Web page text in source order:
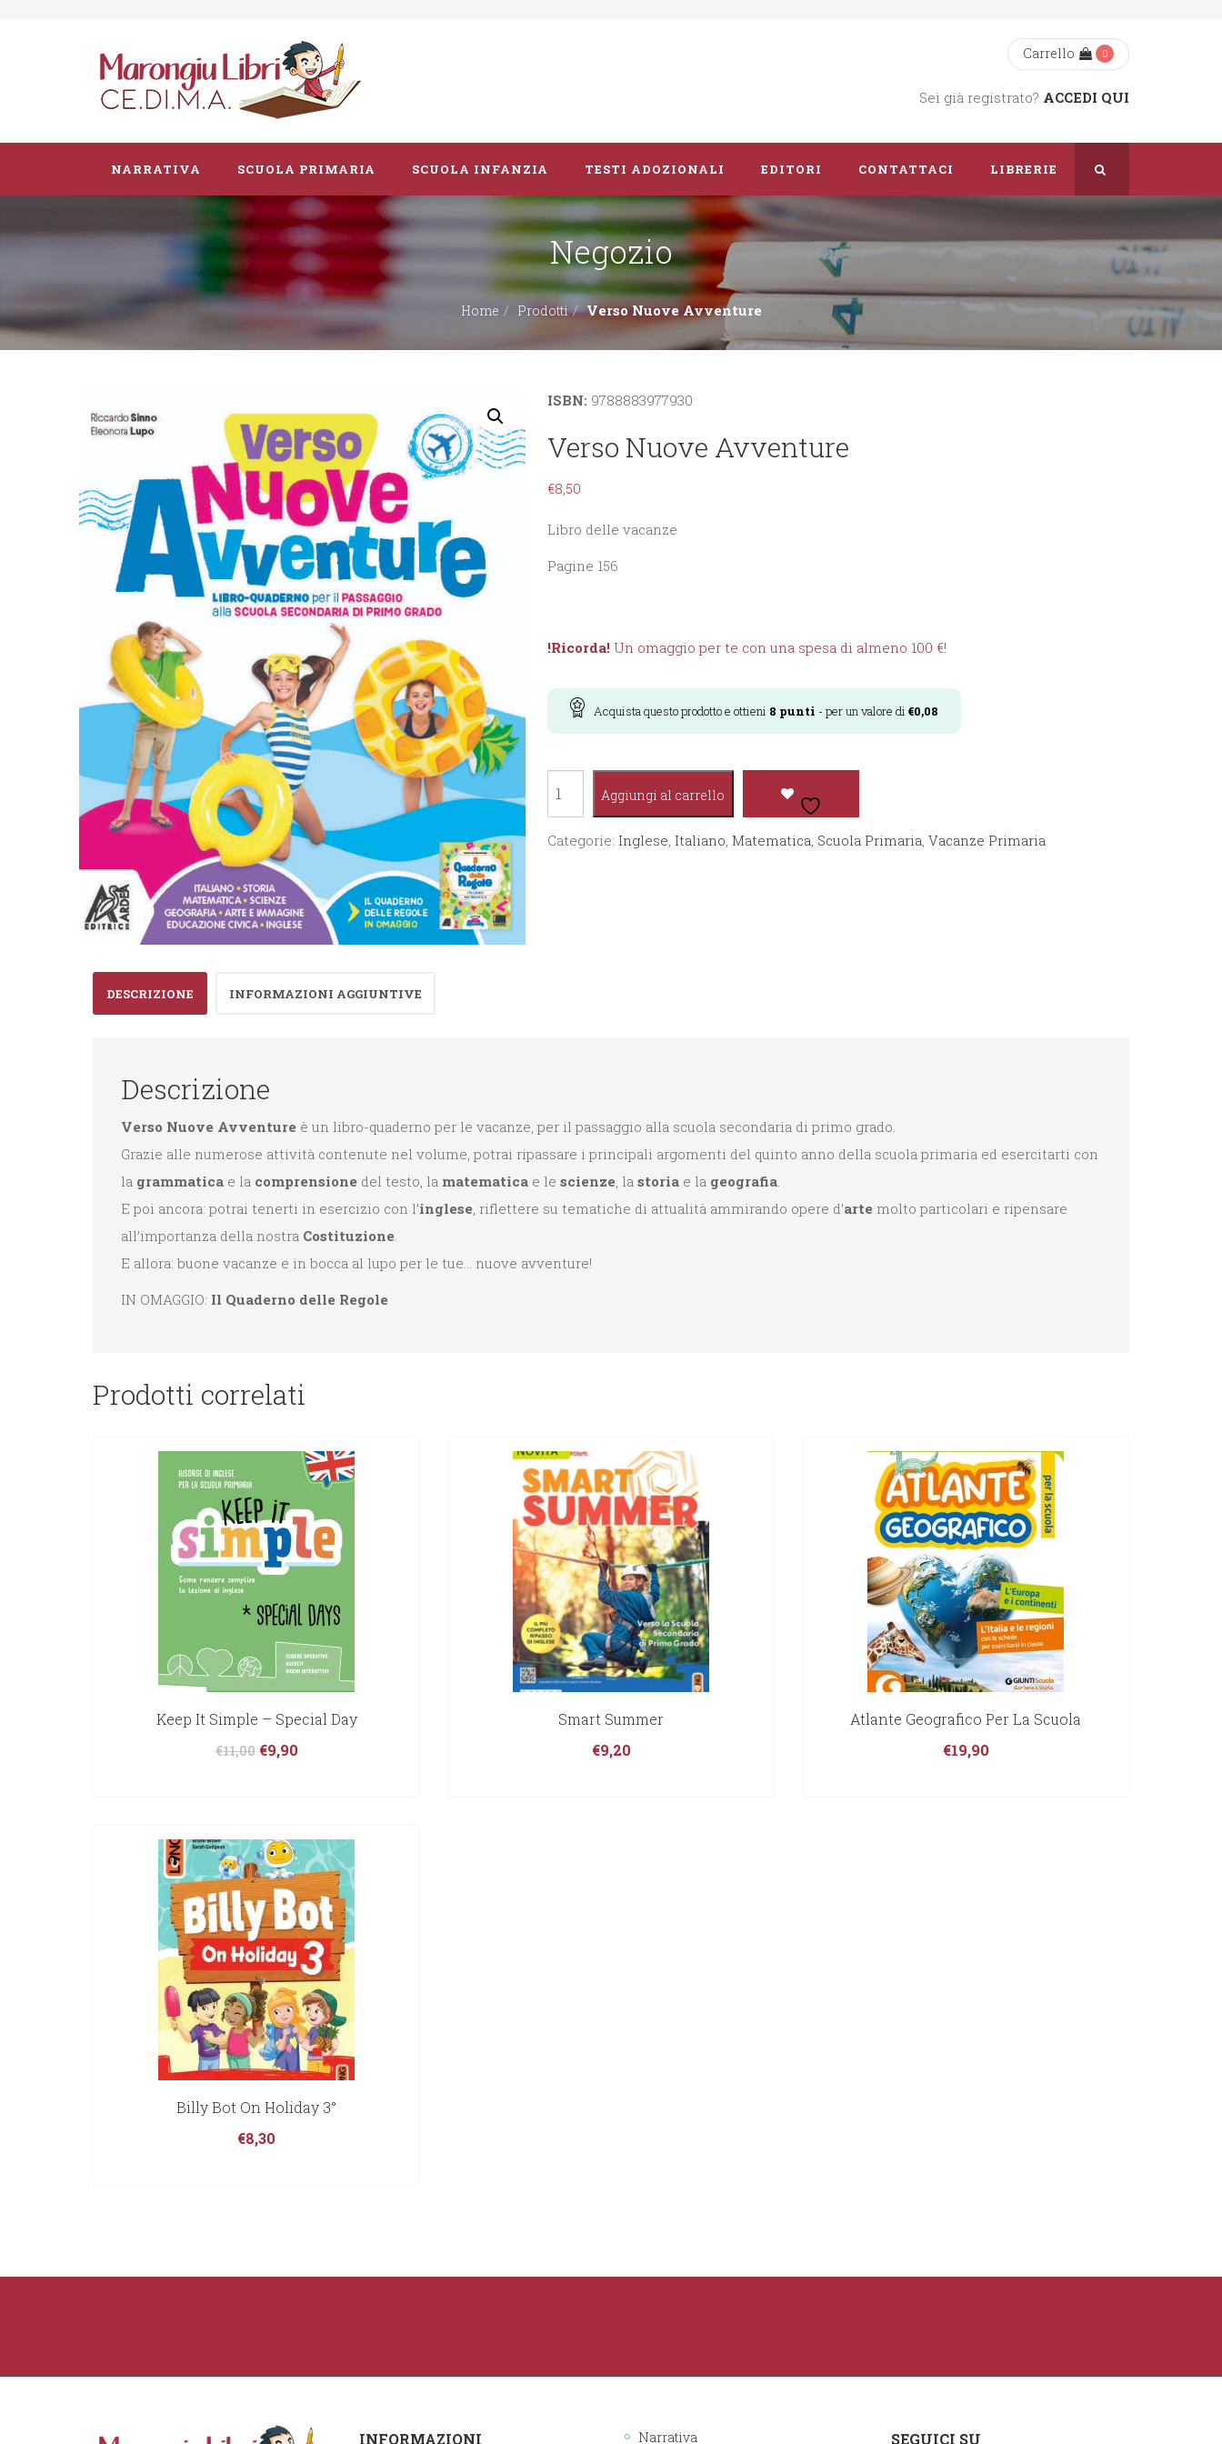
Carrello 0
Sei già registrato? ACCEDI QUI
NARRATIVA SCUOLA PRIMARIA
Parascolastico
Vacanze
Guide didattiche
SCUOLA INFANZIA TESTI ADOZIONALI EDITORI CONTATTACI
Dove Siamo
LIBRERIE
Negozio
Home Prodotti Verso Nuove Avventure
ISBN: 9788883977930
Verso Nuove Avventure
€8,50
Libro delle vacanze
Pagine 156
!Ricorda!Un omaggio per te con una spesa di almeno 100 €!
Acquista questo prodotto e ottieni 8 punti - per un valore di €0,08
Avventure
Aggiungi al carrello
Categorie: Inglese, Italiano, Matematica, Scuola Primaria, Vacanze Primaria
DESCRIZIONE INFORMAZIONI AGGIUNTIVE
Descrizione
Verso Nuove Avventure è un libro-quaderno per le vacanze, per il passaggio alla scuola secondaria di primo grado.
Grazie alle numerose attività contenute nel volume, potrai ripassare i principali argomenti del quinto anno della scuola primaria ed esercitarti con
la grammatica e la comprensione del testo, la matematica e le scienze, la storia e la geografia.
E poi ancora: potrai tenerti in esercizio con l’inglese, riflettere su tematiche di attualità ammirando opere d’arte molto particolari e ripensare
all’importanza della nostra Costituzione.
E allora: buone vacanze e in bocca al lupo per le tue… nuove avventure!
IN OMAGGIO: Il Quaderno delle Regole
Prodotti correlati
Keep It Simple – Special Day
€11,00 €9,90
Smart Summer
€9,20
Atlante Geografico Per La Scuola
€19,90
Billy Bot On Holiday 3°
€8,30
INFORMAZIONI Narrativa SEGUICI SU